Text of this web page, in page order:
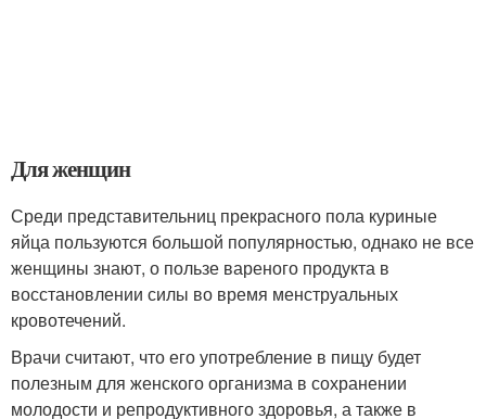
Для женщин
Среди представительниц прекрасного пола куриные
яйца пользуются большой популярностью, однако не все
женщины знают, о пользе вареного продукта в
восстановлении силы во время менструальных
кровотечений.
Врачи считают, что его употребление в пищу будет
полезным для женского организма в сохранении
молодости и репродуктивного здоровья, а также в